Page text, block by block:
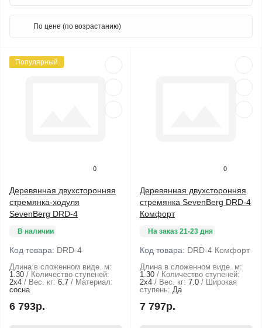
Популярный
0
Деревянная двухсторонняя
стремянка-ходуля
SevenBerg DRD-4
В наличии
Код товара: DRD-4
Длина в сложенном виде. м:
1.30
Количество ступеней:
2х4
Вес. кг: 6.7
Материал:
сосна
6 793р.
0
Деревянная двухсторонняя
стремянка SevenBerg DRD-4
Комфорт
На заказ 21-23 дня
Код товара: DRD-4 Комфорт
Длина в сложенном виде. м:
1.30
Количество ступеней:
2х4
Вес. кг: 7.0
Широкая
ступень: Да
7 797р.